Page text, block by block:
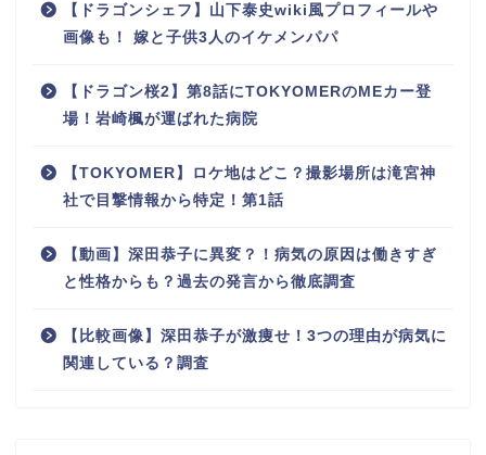
【ドラゴンシェフ】山下泰史wiki風プロフィールや
画像も！ 嫁と子供3人のイケメンパパ
【ドラゴン桜2】第8話にTOKYOMERのMEカー登
場！岩崎楓が運ばれた病院
【TOKYOMER】ロケ地はどこ？撮影場所は滝宮神
社で目撃情報から特定！第1話
【動画】深田恭子に異変？！病気の原因は働きすぎ
と性格からも？過去の発言から徹底調査
【比較画像】深田恭子が激痩せ！3つの理由が病気に
関連している？調査